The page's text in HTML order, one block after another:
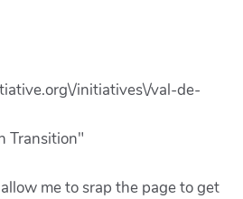
initiatives\/val-de-
Transition"
me to srap the page to get